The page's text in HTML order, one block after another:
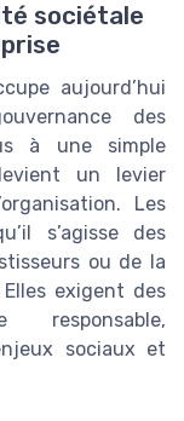
sociétale
aujourd’hui
des
à une simple
un levier
Les
s’agisse des
ou de la
exigent des
responsable,
sociaux et